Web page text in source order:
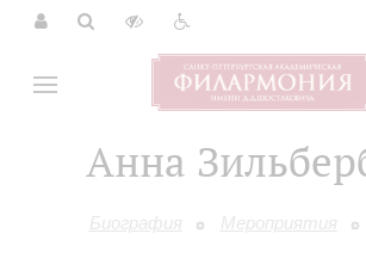
Анна
Биография Мероприятия